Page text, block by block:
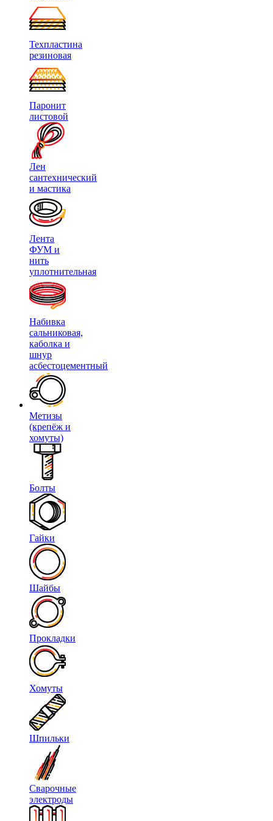
Техпластина
резиновая
Паронит
листовой
Лен
сантехнический
и мастика
Лента
ФУМ и
нить
уплотнительная
Набивка
сальниковая,
каболка и
шнур
асбестоцементный
Метизы
(крепёж и
хомуты)
Болты
Гайки
Шайбы
Прокладки
Хомуты
Шпильки
Сварочные
электроды